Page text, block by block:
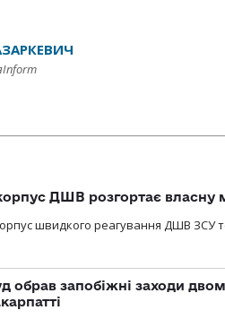
ДШВ розгортає власну
швидкого реагування ДШВ ЗСУ
обрав запобіжні заходи